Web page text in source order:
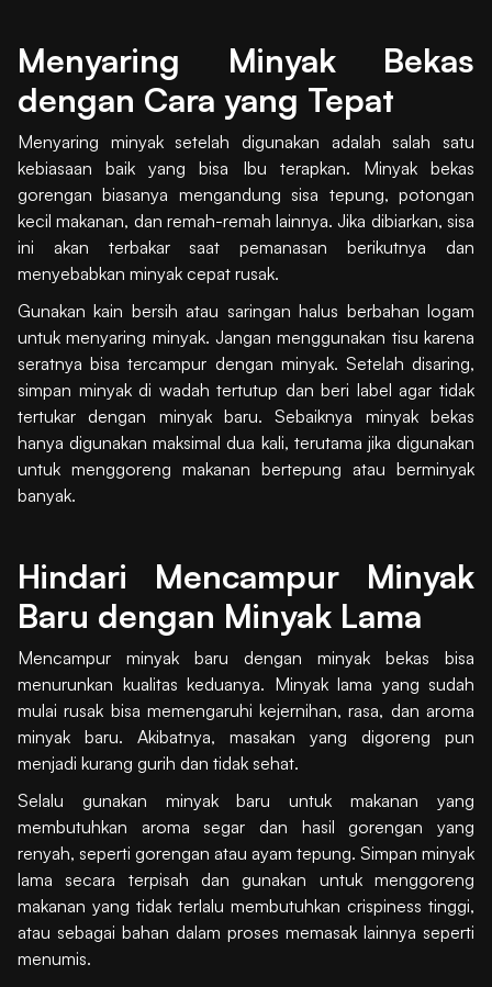
Menyaring Minyak Bekas
dengan Cara yang Tepat
Menyaring minyak setelah digunakan adalah salah satu
kebiasaan baik yang bisa Ibu terapkan. Minyak bekas
gorengan biasanya mengandung sisa tepung, potongan
kecil makanan, dan remah-remah lainnya. Jika dibiarkan, sisa
ini akan terbakar saat pemanasan berikutnya dan
menyebabkan minyak cepat rusak.
Gunakan kain bersih atau saringan halus berbahan logam
untuk menyaring minyak. Jangan menggunakan tisu karena
seratnya bisa tercampur dengan minyak. Setelah disaring,
simpan minyak di wadah tertutup dan beri label agar tidak
tertukar dengan minyak baru. Sebaiknya minyak bekas
hanya digunakan maksimal dua kali, terutama jika digunakan
untuk menggoreng makanan bertepung atau berminyak
banyak.
Hindari Mencampur Minyak
Baru dengan Minyak Lama
Mencampur minyak baru dengan minyak bekas bisa
menurunkan kualitas keduanya. Minyak lama yang sudah
mulai rusak bisa memengaruhi kejernihan, rasa, dan aroma
minyak baru. Akibatnya, masakan yang digoreng pun
menjadi kurang gurih dan tidak sehat.
Selalu gunakan minyak baru untuk makanan yang
membutuhkan aroma segar dan hasil gorengan yang
renyah, seperti gorengan atau ayam tepung. Simpan minyak
lama secara terpisah dan gunakan untuk menggoreng
makanan yang tidak terlalu membutuhkan crispiness tinggi,
atau sebagai bahan dalam proses memasak lainnya seperti
menumis.